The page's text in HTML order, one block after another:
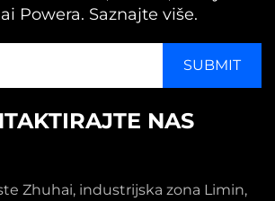
Powera. Saznajte više.
NAS
Zhuhai, industrijska zona Limin,